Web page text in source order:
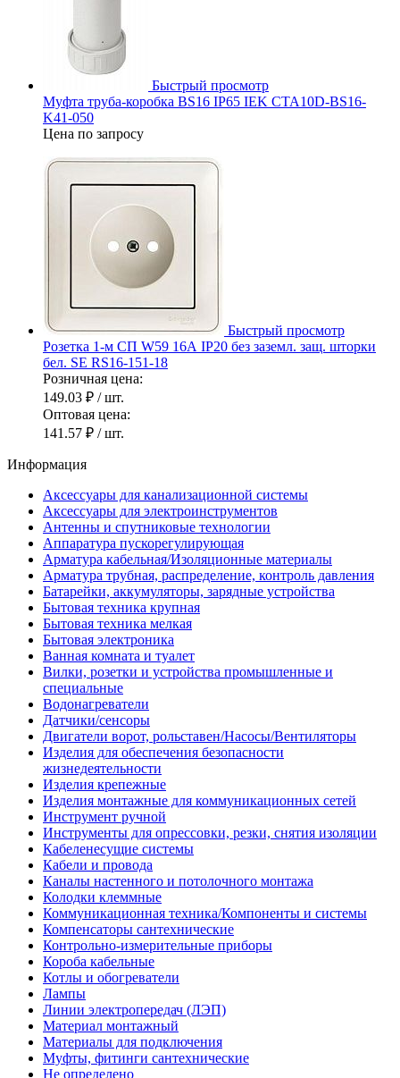
Быстрый просмотр
Муфта труба-коробка BS16 IP65 IEK CTA10D-BS16-
K41-050
Цена по запросу
Быстрый просмотр
Розетка 1-м СП W59 16А IP20 без заземл. защ. шторки
бел. SE RS16-151-18
Розничная цена:
149.03 ₽ / шт.
Оптовая цена:
141.57 ₽ / шт.
Информация
Аксессуары для канализационной системы
Аксессуары для электроинструментов
Антенны и спутниковые технологии
Аппаратура пускорегулирующая
Арматура кабельная/Изоляционные материалы
Арматура трубная, распределение, контроль давления
Батарейки, аккумуляторы, зарядные устройства
Бытовая техника крупная
Бытовая техника мелкая
Бытовая электроника
Ванная комната и туалет
Вилки, розетки и устройства промышленные и
специальные
Водонагреватели
Датчики/сенсоры
Двигатели ворот, рольставен/Насосы/Вентиляторы
Изделия для обеспечения безопасности
жизнедеятельности
Изделия крепежные
Изделия монтажные для коммуникационных сетей
Инструмент ручной
Инструменты для опрессовки, резки, снятия изоляции
Кабеленесущие системы
Кабели и провода
Каналы настенного и потолочного монтажа
Колодки клеммные
Коммуникационная техника/Компоненты и системы
Компенсаторы сантехнические
Контрольно-измерительные приборы
Короба кабельные
Котлы и обогреватели
Лампы
Линии электропередач (ЛЭП)
Материал монтажный
Материалы для подключения
Муфты, фитинги сантехнические
Не определено